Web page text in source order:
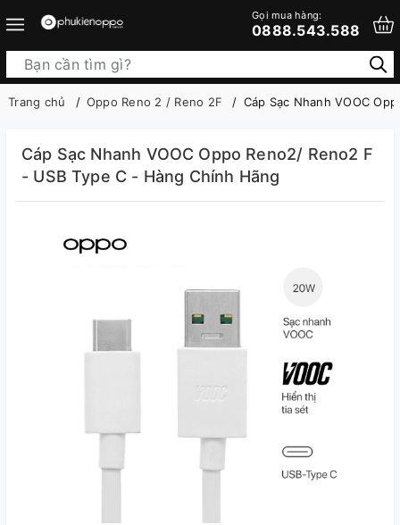
Gọi mua hàng:
0888.543.588
Trang chủ Oppo Reno 2 / Reno 2F Cáp Sạc Nhanh VOOC
Cáp Sạc Nhanh VOOC Oppo Reno2/ Reno2 F
- USB Type C - Hàng Chính Hãng